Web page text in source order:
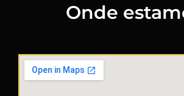
Onde